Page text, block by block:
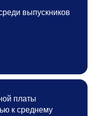
выпускников
платы
к среднему